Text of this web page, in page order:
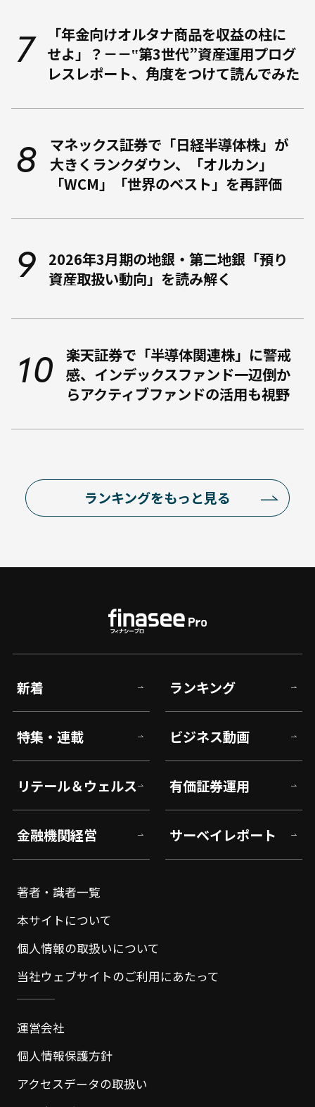
「年金向けオルタナ商品を収益の柱に
せよ」？－－‟第3世代”資産運用プログ
レスレポート、角度をつけて読んでみた
マネックス証券で「日経半導体株」が
大きくランクダウン、「オルカン」
「WCM」「世界のベスト」を再評価
2026年3月期の地銀・第二地銀「預り
資産取扱い動向」を読み解く
楽天証券で「半導体関連株」に警戒
感、インデックスファンド一辺倒か
らアクティブファンドの活用も視野
ランキングをもっと見る
新着 ランキング
特集・連載 ビジネス動画
リテール＆ウェルス 有価証券運用
金融機関経営 サーベイレポート
著者・識者一覧
本サイトについて
個人情報の取扱いについて
当社ウェブサイトのご利用にあたって
運営会社
個人情報保護方針
アクセスデータの取扱い